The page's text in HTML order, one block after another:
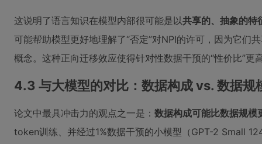
这说明了语言知识在模型内部很可能是以共享的、抽象的特
可能帮助模型更好地理解了“否定”对NPI的许可，因为它们
概念。这种正向迁移效应使得针对性数据干预的“性价比”更
4.3 与大模型的对比：数据构成 vs. 数据规
论文中最具冲击力的观点之一是： 数据构成可能比数据规模
token训练、并经过1%数据干预的小模型（GPT-2 Small